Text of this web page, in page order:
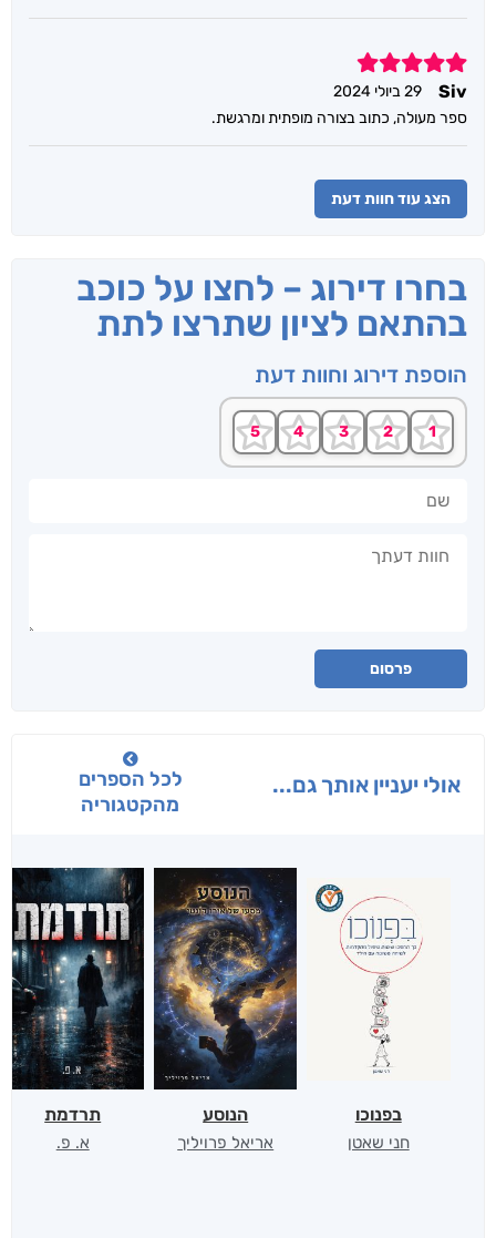
5
Siv
29 ביולי 2024
ספר מעולה, כתוב בצורה מופתית ומרגשת.
הצג עוד חוות דעת
בחרו דירוג – לחצו על כוכב
בהתאם לציון שתרצו לתת
הוספת דירוג וחוות דעת
פרסום
אולי יעניין אותך גם...
לכל הספרים
מהקטגוריה
בפנוכו
חני שאטן
הנוסע
אריאל פרויליך
תרדמת
א. פ.